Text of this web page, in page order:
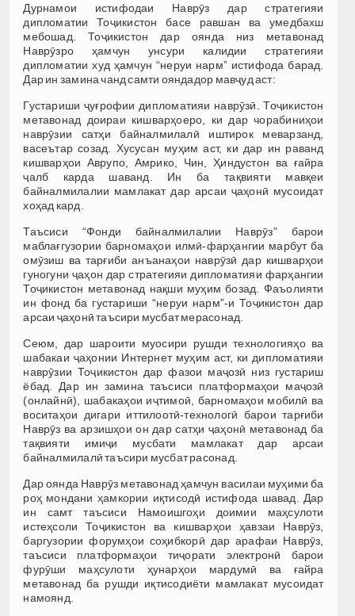
Дурнамои истифодаи Наврӯз дар стратегияи
дипломатии Тоҷикистон басе равшан ва умедбахш
мебошад. Тоҷикистон дар оянда низ метавонад
Наврӯзро ҳамчун унсури калидии стратегияи
дипломатии худ ҳамчун “неруи нарм” истифода барад.
Дар ин замина чанд самти ояндадор мавҷуд аст:
Густариши ҷуғрофии дипломатияи наврӯзӣ. Тоҷикистон
метавонад доираи кишварҳоеро, ки дар чорабиниҳои
наврӯзии сатҳи байналмилалӣ иштирок меварзанд,
васеътар созад. Хусусан муҳим аст, ки дар ин раванд
кишварҳои Аврупо, Амрико, Чин, Ҳиндустон ва ғайра
ҷалб карда шаванд. Ин ба тақвияти мавқеи
байналмилалии мамлакат дар арсаи ҷаҳонӣ мусоидат
хоҳад кард.
Таъсиси “Фонди байналмилалии Наврӯз” барои
маблағгузории барномаҳои илмӣ-фарҳангии марбут ба
омӯзиш ва тарғиби анъанаҳои наврӯзӣ дар кишварҳои
гуногуни ҷаҳон дар стратегияи дипломатияи фарҳангии
Тоҷикистон метавонад нақши муҳим бозад. Фаъолияти
ин фонд ба густариши “неруи нарм”-и Тоҷикистон дар
арсаи ҷаҳонӣ таъсири мусбат мерасонад.
Сеюм, дар шароити муосири рушди технологияҳо ва
шабакаи ҷаҳонии Интернет муҳим аст, ки дипломатияи
наврӯзии Тоҷикистон дар фазои маҷозӣ низ густариш
ёбад. Дар ин замина таъсиси платформаҳои маҷозӣ
(онлайнӣ), шабакаҳои иҷтимоӣ, барномаҳои мобилӣ ва
воситаҳои дигари иттилоотӣ-технологӣ барои тарғиби
Наврӯз ва арзишҳои он дар сатҳи ҷаҳонӣ метавонад ба
тақвияти имиҷи мусбати мамлакат дар арсаи
байналмилалӣ таъсири мусбат расонад.
Дар оянда Наврӯз метавонад ҳамчун василаи муҳими ба
роҳ мондани ҳамкории иқтисодӣ истифода шавад. Дар
ин самт таъсиси Намоишгоҳи доимии маҳсулоти
истеҳсоли Тоҷикистон ва кишварҳои ҳавзаи Наврӯз,
баргузории форумҳои соҳибкорӣ дар арафаи Наврӯз,
таъсиси платформаҳои тиҷорати электронӣ барои
фурӯши маҳсулоти ҳунарҳои мардумӣ ва ғайра
метавонад ба рушди иқтисодиёти мамлакат мусоидат
намоянд.